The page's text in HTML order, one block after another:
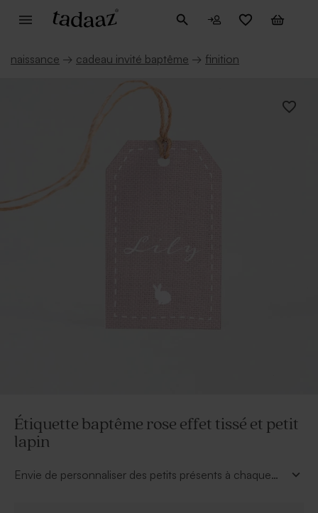
naissance → cadeau invité baptême → finition
Étiquette baptême rose effet tissé et petit
lapin
Envie de personnaliser des petits présents à chaque